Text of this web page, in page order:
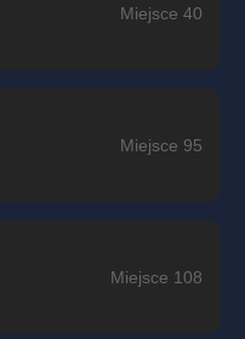
Miejsce 40
Miejsce 95
Miejsce 108